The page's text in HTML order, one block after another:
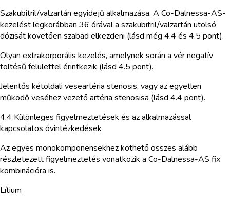
Szakubitril/valzartán egyidejű alkalmazása. A Co-Dalnessa-AS-
kezelést legkorábban 36 órával a szakubitril/valzartán utolsó
dózisát követően szabad elkezdeni (lásd még 4.4 és 4.5 pont).
Olyan extrakorporális kezelés, amelynek során a vér negatív
töltésű felülettel érintkezik (lásd 4.5 pont).
Jelentős kétoldali veseartéria stenosis, vagy az egyetlen
működő veséhez vezető artéria stenosisa (lásd 4.4 pont).
4.4 Különleges figyelmeztetések és az alkalmazással
kapcsolatos óvintézkedések
Az egyes monokomponensekhez köthető összes alább
részletezett figyelmeztetés vonatkozik a Co-Dalnessa-AS fix
kombinációra is.
Lítium